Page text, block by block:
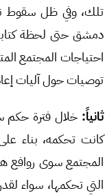
دمشق حتى لحظة
احتياجات المجتمع
توصيات حول آليات
ثانياً: خلال فترة حكم
كانت تحكمه، بناء
المجتمع سوى روافع
التي تحكمها، سواء